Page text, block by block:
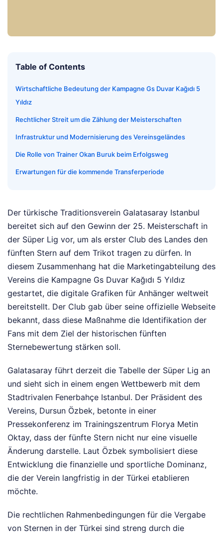
Table of Contents
Wirtschaftliche Bedeutung der Kampagne Gs Duvar Kağıdı 5
Yıldız
Rechtlicher Streit um die Zählung der Meisterschaften
Infrastruktur und Modernisierung des Vereinsgeländes
Die Rolle von Trainer Okan Buruk beim Erfolgsweg
Erwartungen für die kommende Transferperiode
Der türkische Traditionsverein Galatasaray Istanbul
bereitet sich auf den Gewinn der 25. Meisterschaft in
der Süper Lig vor, um als erster Club des Landes den
fünften Stern auf dem Trikot tragen zu dürfen. In
diesem Zusammenhang hat die Marketingabteilung des
Vereins die Kampagne Gs Duvar Kağıdı 5 Yıldız
gestartet, die digitale Grafiken für Anhänger weltweit
bereitstellt. Der Club gab über seine offizielle Webseite
bekannt, dass diese Maßnahme die Identifikation der
Fans mit dem Ziel der historischen fünften
Sternebewertung stärken soll.
Galatasaray führt derzeit die Tabelle der Süper Lig an
und sieht sich in einem engen Wettbewerb mit dem
Stadtrivalen Fenerbahçe Istanbul. Der Präsident des
Vereins, Dursun Özbek, betonte in einer
Pressekonferenz im Trainingszentrum Florya Metin
Oktay, dass der fünfte Stern nicht nur eine visuelle
Änderung darstelle. Laut Özbek symbolisiert diese
Entwicklung die finanzielle und sportliche Dominanz,
die der Verein langfristig in der Türkei etablieren
möchte.
Die rechtlichen Rahmenbedingungen für die Vergabe
von Sternen in der Türkei sind streng durch die